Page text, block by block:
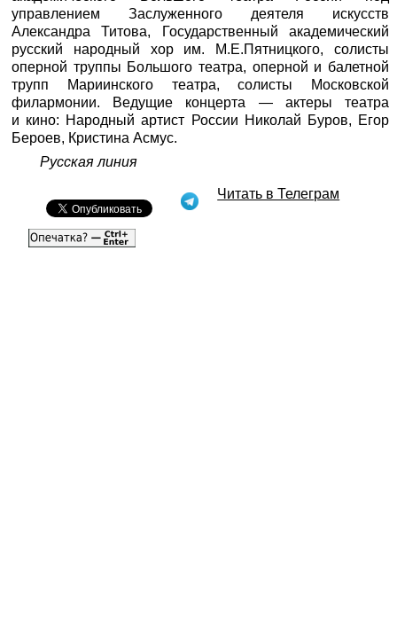
управлением Заслуженного деятеля искусств
Александра Титова, Государственный академический
русский народный хор им. М.Е.Пятницкого, солисты
оперной труппы Большого театра, оперной и балетной
трупп Мариинского театра, солисты Московской
филармонии. Ведущие концерта — актеры театра
и кино: Народный артист России Николай Буров, Егор
Бероев, Кристина Асмус.
Русская линия
Читать в Телеграм